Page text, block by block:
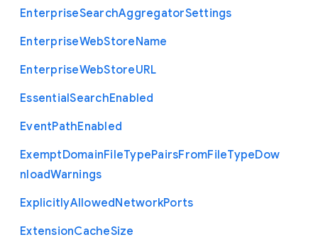
EnterpriseSearchAggregatorSettings
EnterpriseWebStoreName
EnterpriseWebStoreURL
EssentialSearchEnabled
EventPathEnabled
ExemptDomainFileTypePairsFromFileTypeDow
nloadWarnings
ExplicitlyAllowedNetworkPorts
ExtensionCacheSize